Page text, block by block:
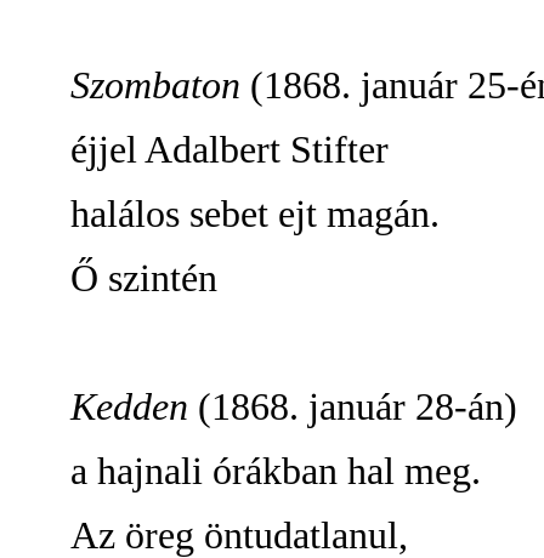
Szombaton (1868. január 25-
éjjel Adalbert Stifter
halálos sebet ejt magán.
Ő szintén
Kedden (1868. január 28-án)
a hajnali órákban hal meg.
Az öreg öntudatlanul,